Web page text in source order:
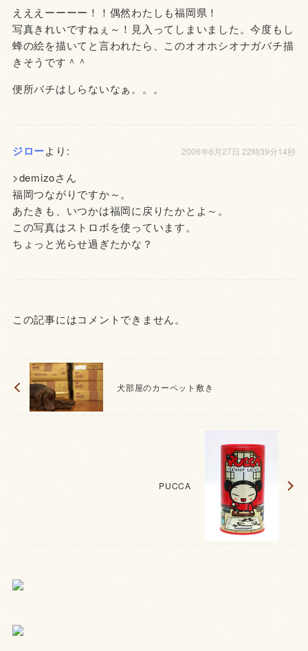
えええーーーー！！偶然わたしも福岡県！
写真きれいですねぇ～！見入ってしまいました。今度もし
蜂の絵を描いてと言われたら、このオオホシオナガバチ描
きそうです＾＾
便所バチはしらないなぁ。。。
ジローより: 2006年6月27日 22時39分14秒
>demizoさん
福岡つながりですか～。
あたきも、いつかは福岡に戻りたかとよ～。
この写真はストロボを使っています。
ちょっと光らせ過ぎたかな？
この記事にはコメントできません。
犬部屋のカーペット敷き
PUCCA